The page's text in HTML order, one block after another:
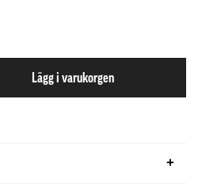
Lägg i varukorgen